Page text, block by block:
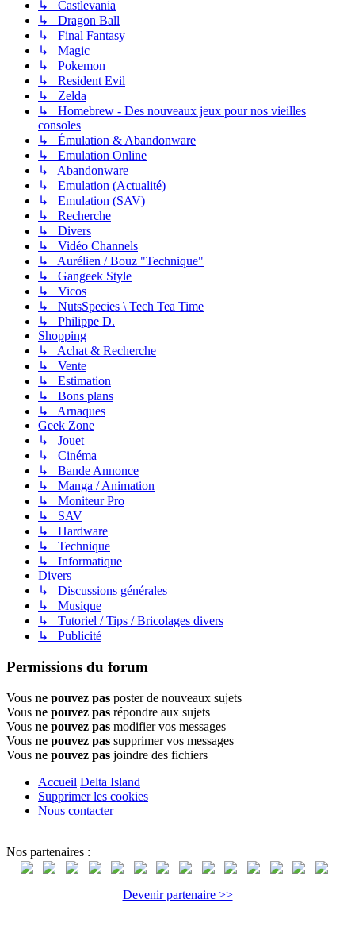
↳ Castlevania
↳ Dragon Ball
↳ Final Fantasy
↳ Magic
↳ Pokemon
↳ Resident Evil
↳ Zelda
↳ Homebrew - Des nouveaux jeux pour nos vieilles
consoles
↳ Émulation & Abandonware
↳ Emulation Online
↳ Abandonware
↳ Emulation (Actualité)
↳ Emulation (SAV)
↳ Recherche
↳ Divers
↳ Vidéo Channels
↳ Aurélien / Bouz "Technique"
↳ Gangeek Style
↳ Vicos
↳ NutsSpecies \ Tech Tea Time
↳ Philippe D.
Shopping
↳ Achat & Recherche
↳ Vente
↳ Estimation
↳ Bons plans
↳ Arnaques
Geek Zone
↳ Jouet
↳ Cinéma
↳ Bande Annonce
↳ Manga / Animation
↳ Moniteur Pro
↳ SAV
↳ Hardware
↳ Technique
↳ Informatique
Divers
↳ Discussions générales
↳ Musique
↳ Tutoriel / Tips / Bricolages divers
↳ Publicité
Permissions du forum
Vous ne pouvez pas poster de nouveaux sujets
Vous ne pouvez pas répondre aux sujets
Vous ne pouvez pas modifier vos messages
Vous ne pouvez pas supprimer vos messages
Vous ne pouvez pas joindre des fichiers
Accueil Delta Island
Supprimer les cookies
Nous contacter
Nos partenaires :
Devenir partenaire >>